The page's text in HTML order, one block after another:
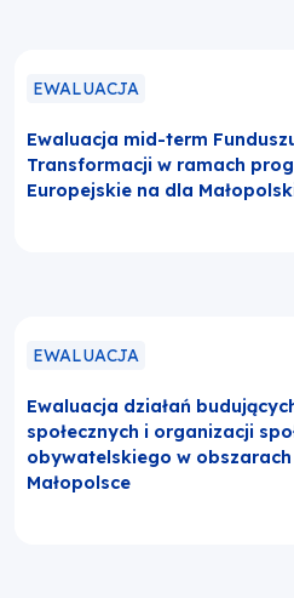
EWALUACJA
Ewaluacja mid-term
Transformacji w ramach
Europejskie na dla
EWALUACJA
Ewaluacja działań
społecznych i organizacji
obywatelskiego w obszarach
Małopolsce